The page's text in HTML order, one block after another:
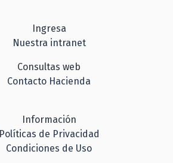
Ingresa
Nuestra intranet
Consultas web
Contacto Hacienda
Información
Políticas de Privacidad
Condiciones de Uso